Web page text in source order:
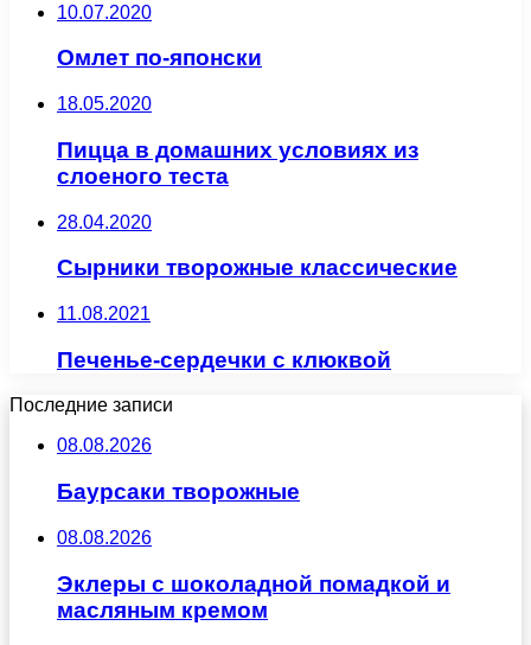
10.07.2020
Омлет по-японски
18.05.2020
Пицца в домашних условиях из
слоеного теста
28.04.2020
Сырники творожные классические
11.08.2021
Печенье-сердечки с клюквой
Последние записи
08.08.2026
Баурсаки творожные
08.08.2026
Эклеры с шоколадной помадкой и
масляным кремом